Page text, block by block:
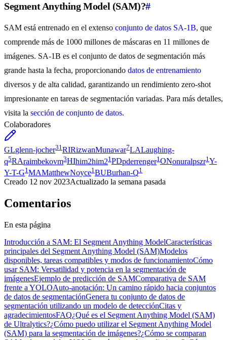
Segment Anything Model (SAM)?#
SAM está entrenado en el extenso conjunto de datos SA-1B, que
comprende más de 1000 millones de máscaras en 11 millones de
imágenes. SA-1B es el conjunto de datos de segmentación más
grande hasta la fecha, proporcionando datos de entrenamiento
diversos y de alta calidad, garantizando un rendimiento zero-shot
impresionante en tareas de segmentación variadas. Para más detalles,
visita la sección de conjunto de datos.
Colaboradores
GLglenn-jocher31RIRizwanMunawar7LALaughing-
q5RAraimbekovm3HIhim2him21 PDpderrenger1 ONonuralpszr1 Y-
Y-T-G1 MAMatthewNoyce1 BUBurhan-Q1
Creado 12 nov 2023Actualizado la semana pasada
Comentarios
En esta página
Introducción a SAM: El Segment Anything ModelCaracterísticas
principales del Segment Anything Model (SAM)Modelos
disponibles, tareas compatibles y modos de funcionamientoCómo
usar SAM: Versatilidad y potencia en la segmentación de
imágenesEjemplo de predicción de SAMComparativa de SAM
frente a YOLOAuto-anotación: Un camino rápido hacia conjuntos
de datos de segmentaciónGenera tu conjunto de datos de
segmentación utilizando un modelo de detecciónCitas y
agradecimientosFAQ¿Qué es el Segment Anything Model (SAM)
de Ultralytics?¿Cómo puedo utilizar el Segment Anything Model
(SAM) para la segmentación de imágenes?¿Cómo se comparan